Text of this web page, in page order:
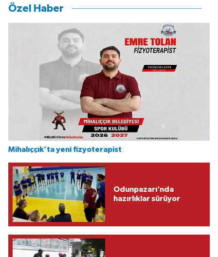
Özel Haber
Mihalıççık’ta yeni fizyoterapist
Odunpazarı’nda
hazırlıklar sürüyor